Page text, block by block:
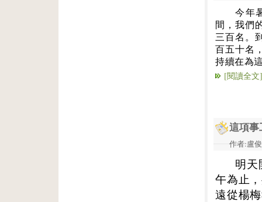
今年
間，我們
三百名。
百五十名
持續在為
[閱讀全文]
這項事
作者:盧
明天
午為止
遠從楊